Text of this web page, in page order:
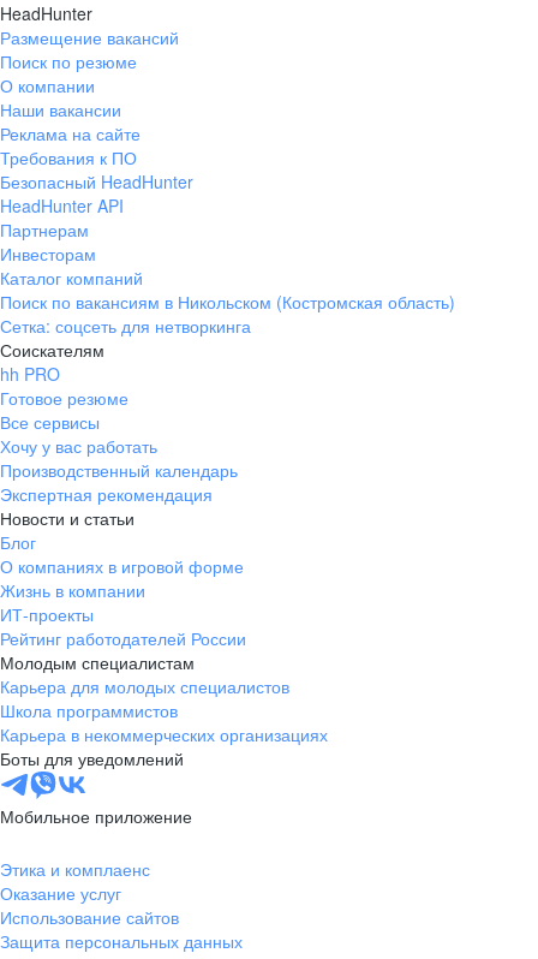
HeadHunter
Размещение вакансий
Поиск по резюме
О компании
Наши вакансии
Реклама на сайте
Требования к ПО
Безопасный HeadHunter
HeadHunter API
Партнерам
Инвесторам
Каталог компаний
Поиск по вакансиям в Никольском (Костромская область)
Сетка: соцсеть для нетворкинга
Соискателям
hh PRO
Готовое резюме
Все сервисы
Хочу у вас работать
Производственный календарь
Экспертная рекомендация
Новости и статьи
Блог
О компаниях в игровой форме
Жизнь в компании
ИТ-проекты
Рейтинг работодателей России
Молодым специалистам
Карьера для молодых специалистов
Школа программистов
Карьера в некоммерческих организациях
Боты для уведомлений
Мобильное приложение
Этика и комплаенс
Оказание услуг
Использование сайтов
Защита персональных данных